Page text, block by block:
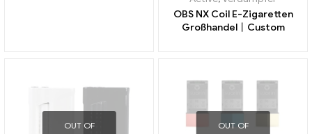
OBS NX Coil E-Zigaretten
Großhandel丨Custom
OUT OF
OUT OF